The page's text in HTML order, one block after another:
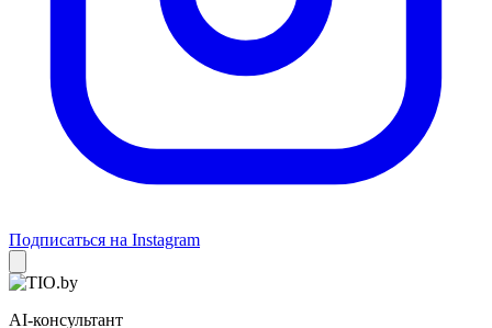
Подписаться на Instagram
AI-консультант